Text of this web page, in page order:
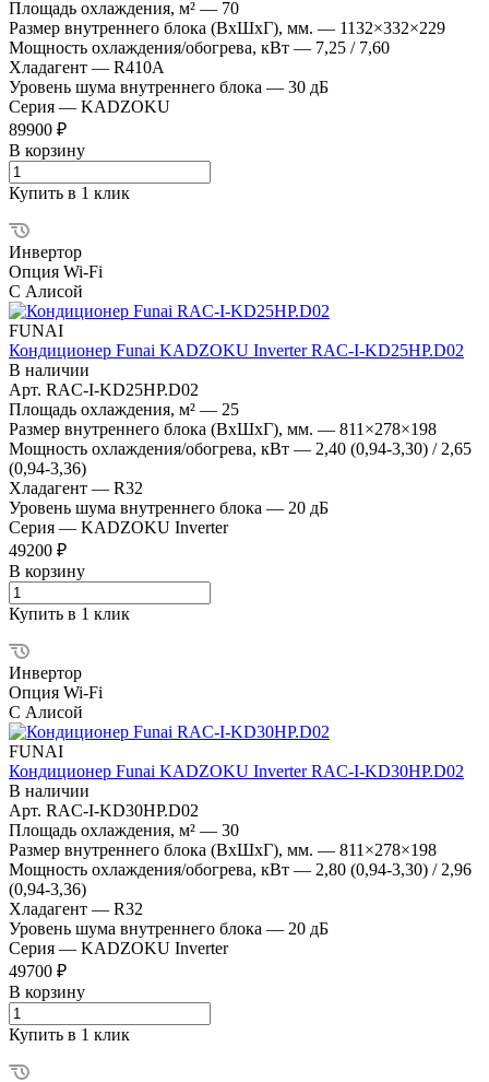
Площадь охлаждения, м² — 70
Размер внутреннего блока (ВхШхГ), мм. — 1132×332×229
Мощность охлаждения/обогрева, кВт — 7,25 / 7,60
Хладагент — R410A
Уровень шума внутреннего блока — 30 дБ
Серия — KADZOKU
89900 ₽
В корзину
Купить в 1 клик
Инвертор
Опция Wi-Fi
С Алисой
FUNAI
Кондиционер Funai KADZOKU Inverter RAC-I-KD25HP.D02
В наличии
Арт. RAC-I-KD25HP.D02
Площадь охлаждения, м² — 25
Размер внутреннего блока (ВхШхГ), мм. — 811×278×198
Мощность охлаждения/обогрева, кВт — 2,40 (0,94-3,30) / 2,65
(0,94-3,36)
Хладагент — R32
Уровень шума внутреннего блока — 20 дБ
Серия — KADZOKU Inverter
49200 ₽
В корзину
Купить в 1 клик
Инвертор
Опция Wi-Fi
С Алисой
FUNAI
Кондиционер Funai KADZOKU Inverter RAC-I-KD30HP.D02
В наличии
Арт. RAC-I-KD30HP.D02
Площадь охлаждения, м² — 30
Размер внутреннего блока (ВхШхГ), мм. — 811×278×198
Мощность охлаждения/обогрева, кВт — 2,80 (0,94-3,30) / 2,96
(0,94-3,36)
Хладагент — R32
Уровень шума внутреннего блока — 20 дБ
Серия — KADZOKU Inverter
49700 ₽
В корзину
Купить в 1 клик